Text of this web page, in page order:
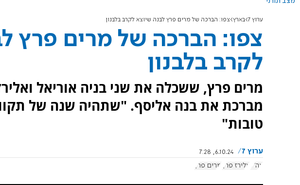
ערוץ 7 בארץ צפו: הברכה של מרים פרץ לבנה שיוצא לקרב בלבנון
צפו: הברכה של מרים פרץ
לקרב בלבנון
מרים פרץ, ששכלה את שני בניה אוריאל
מברכת את בנה אליסף. "שתהיה שנה של
טובות"
ערוץ 7
6.10.24, 7:28
צה"ל
אלירז פרץ מרים פרץ